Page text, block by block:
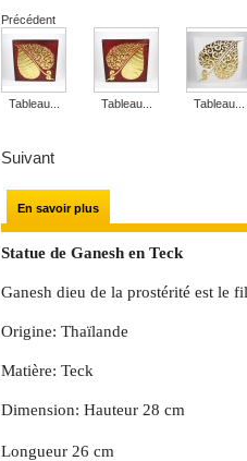
Précédent
Tableau... Tableau... Tableau...
Suivant
En savoir plus
Statue de Ganesh en Teck
Ganesh dieu de la prostérité est le
Origine: Thaïlande
Matière: Teck
Dimension: Hauteur 28 cm
Longueur 26 cm